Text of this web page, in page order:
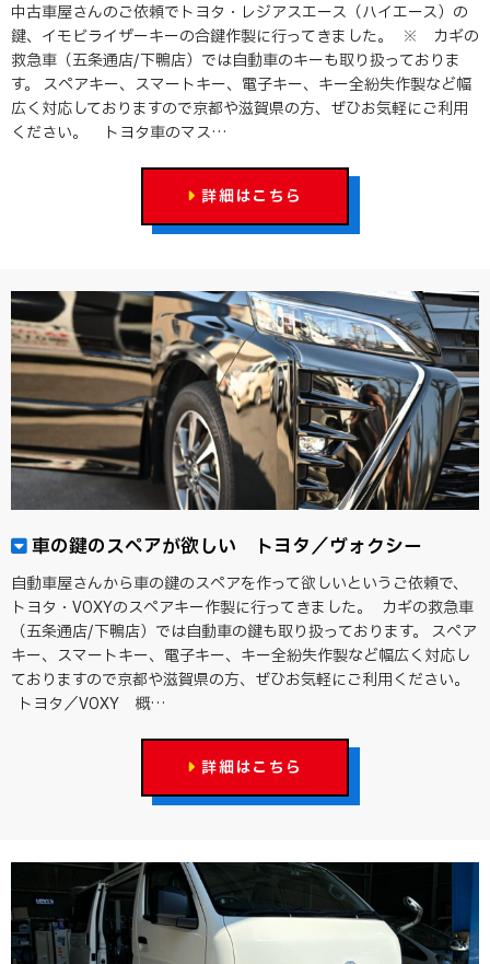
中古車屋さんのご依頼でトヨタ・レジアスエース（ハイエース）の
鍵、イモビライザーキーの合鍵作製に行ってきました。 ※ カギの
救急車（五条通店/下鴨店）では自動車のキーも取り扱っておりま
す。 スペアキー、スマートキー、電子キー、キー全紛失作製など幅
広く対応しておりますので京都や滋賀県の方、ぜひお気軽にご利用
ください。 トヨタ車のマス…
詳細はこちら
車の鍵のスペアが欲しい トヨタ／ヴォクシー
自動車屋さんから車の鍵のスペアを作って欲しいというご依頼で、
トヨタ・VOXYのスペアキー作製に行ってきました。 カギの救急車
（五条通店/下鴨店）では自動車の鍵も取り扱っております。 スペア
キー、スマートキー、電子キー、キー全紛失作製など幅広く対応し
ておりますので京都や滋賀県の方、ぜひお気軽にご利用ください。
トヨタ／VOXY 概…
詳細はこちら